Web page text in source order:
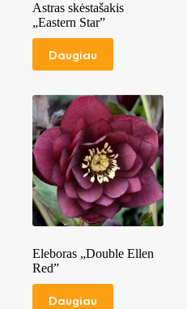
Astras skėstašakis
„Eastern Star”
Daugiau
Eleboras „Double Ellen
Red”
Daugiau